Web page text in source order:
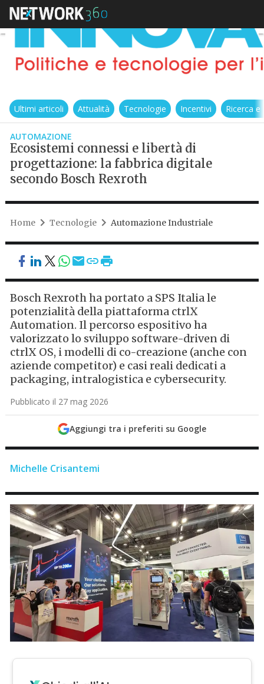
Ultimi articoli Attualità Tecnologie Incentivi Ricerca
AUTOMAZIONE
Ecosistemi connessi e libertà di
progettazione: la fabbrica digitale
secondo Bosch Rexroth
Home Tecnologie Automazione Industriale
Bosch Rexroth ha portato a SPS Italia le
potenzialità della piattaforma ctrlX
Automation. Il percorso espositivo ha
valorizzato lo sviluppo software-driven di
ctrlX OS, i modelli di co-creazione (anche con
aziende competitor) e casi reali dedicati a
packaging, intralogistica e cybersecurity.
Pubblicato il 27 mag 2026
Aggiungi tra i preferiti su Google
Michelle Crisantemi